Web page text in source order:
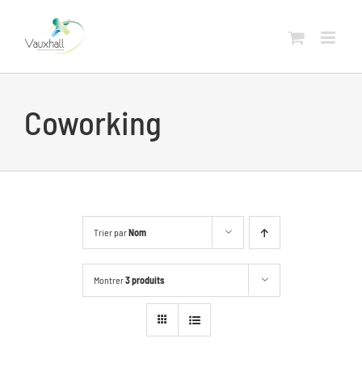
Coworking
Trier parNom
Montrer3 produits